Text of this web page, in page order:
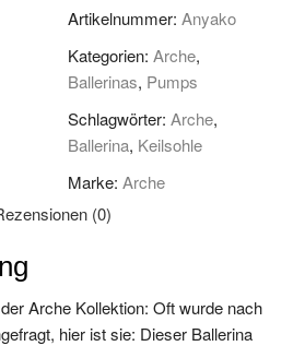
Menge
Artikelnummer:Anyako
Kategorien:Arche,
Ballerinas, Pumps
Schlagwörter:Arche,
Ballerina, Keilsohle
Marke:Arche
(0)
Arche Kollektion: Oft wurde nach
hier ist sie: Dieser Ballerina